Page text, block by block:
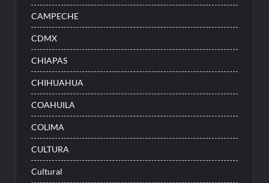
CAMPECHE
CDMX
CHIAPAS
CHIHUAHUA
COAHUILA
COLIMA
CULTURA
Cultural